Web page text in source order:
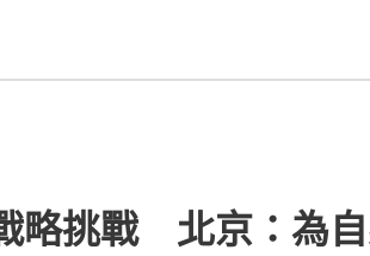
略挑戰 北京：為